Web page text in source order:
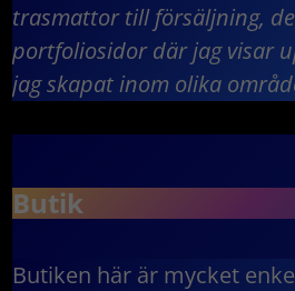
trasmattor till försäljning,
portfoliosidor där jag visar
jag skapat inom olika
Butik
Butiken här är mycket